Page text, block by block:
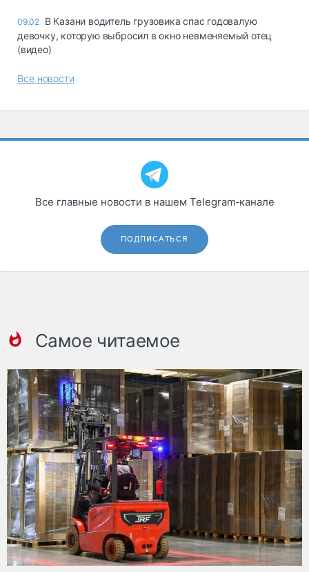
09.02 В Казани водитель грузовика спас годовалую
девочку, которую выбросил в окно невменяемый отец
(видео)
Все новости
Все главные новости в нашем Telegram‑канале
ПОДПИСАТЬСЯ
Самое читаемое